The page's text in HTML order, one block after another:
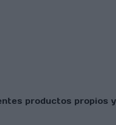
productos propios